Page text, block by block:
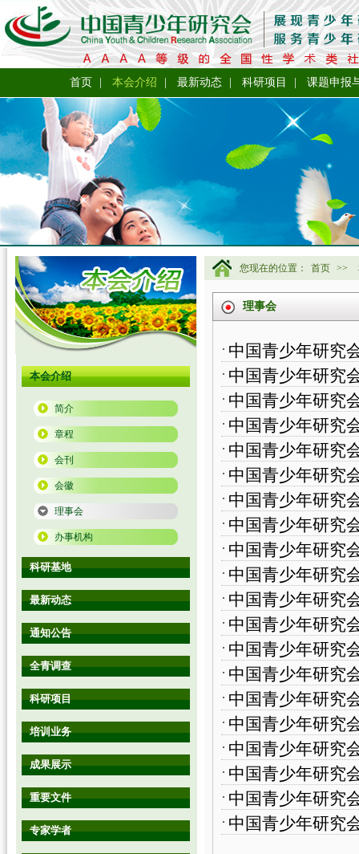
首页 本会介绍 最新动态 科研项目 课题申报
本会介绍
简介
章程
会刊
会徽
理事会
办事机构
科研基地
最新动态
通知公告
全青调查
科研项目
培训业务
成果展示
重要文件
专家学者
您现在的位置： 首页 >>
理事会
中国青少年研究
中国青少年研究
中国青少年研究
中国青少年研究
中国青少年研究
中国青少年研究
中国青少年研究
中国青少年研究
中国青少年研究
中国青少年研究
中国青少年研究
中国青少年研究
中国青少年研究
中国青少年研究
中国青少年研究
中国青少年研究
中国青少年研究
中国青少年研究
中国青少年研究
中国青少年研究